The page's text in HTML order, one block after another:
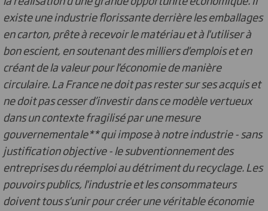
existe une industrie florissante derrière les emballages
en carton, prête à recevoir le matériau et à l'utiliser à
bon escient, en soutenant des milliers d'emplois et en
créant de la valeur pour l'économie de manière
circulaire. La France ne doit pas rester sur ses acquis et
ne doit pas cesser d’investir dans ce modèle vertueux
dans un contexte fragilisé par une mesure
gouvernementale** qui impose à notre industrie - sans
justification objective - le subventionnement des
entreprises du réemploi au détriment du recyclage. Les
pouvoirs publics, l'industrie et les consommateurs
doivent tous s'unir pour créer une véritable économie